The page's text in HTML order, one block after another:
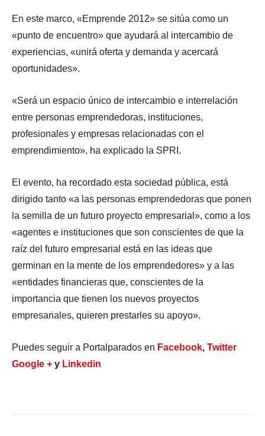
En este marco, «Emprende 2012» se sitúa como un
«punto de encuentro» que ayudará al intercambio de
experiencias, «unirá oferta y demanda y acercará
oportunidades».
«Será un espacio único de intercambio e interrelación
entre personas emprendedoras, instituciones,
profesionales y empresas relacionadas con el
emprendimiento», ha explicado la SPRI.
El evento, ha recordado esta sociedad pública, está
dirigido tanto «a las personas emprendedoras que ponen
la semilla de un futuro proyecto empresarial», como a los
«agentes e instituciones que son conscientes de que la
raíz del futuro empresarial está en las ideas que
germinan en la mente de los emprendedores» y a las
«entidades financieras que, conscientes de la
importancia que tienen los nuevos proyectos
empresariales, quieren prestarles su apoyo».
Puedes seguir a Portalparados en Facebook, Twitter
Google + y Linkedin